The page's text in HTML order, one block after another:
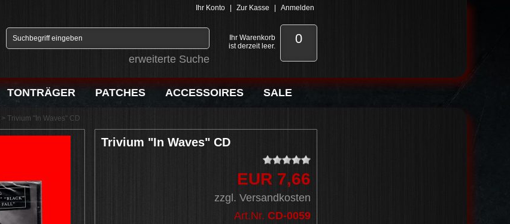
Ihr Konto Zur Kasse Anmelden
erweiterte Suche
Ihr Warenkorb
ist derzeit leer.
0
TONTRÄGER PATCHES ACCESSOIRES SALE
> Trivium "In Waves" CD
Trivium "In Waves" CD
EUR 7,66
zzgl. Versandkosten
Art.Nr. CD-0059